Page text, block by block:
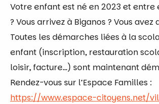
Votre enfant est né en 2023 et
? Vous arrivez à Biganos ? Vous avez
Toutes les démarches liées à la
enfant (inscription, restauration
loisir, facture…) sont maintenant
Rendez-vous sur l’Espace Familles :
https://www.espace-citoyens.net/